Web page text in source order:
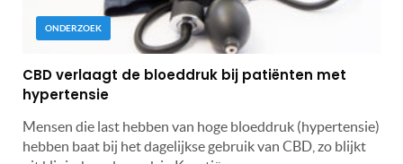
ONDERZOEK
CBD verlaagt de bloeddruk bij patiënten met
hypertensie
Mensen die last hebben van hoge bloeddruk (hypertensie)
hebben baat bij het dagelijkse gebruik van CBD, zo blijkt